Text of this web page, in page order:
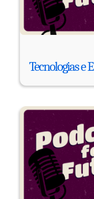
Tecnologias e